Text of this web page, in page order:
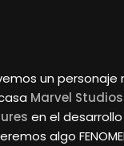
un personaje
Marvel Studios
en el
algo